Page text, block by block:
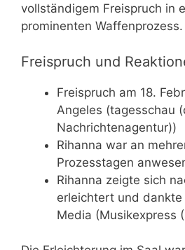
vollständigem Freispruch in
prominenten Waffenprozess.
Freispruch und
Freispruch am 18.
Angeles (tagesschau
Nachrichtenagentur))
Rihanna war an
Prozesstagen
Rihanna zeigte sich
erleichtert und dankte
Media (Musikexpress